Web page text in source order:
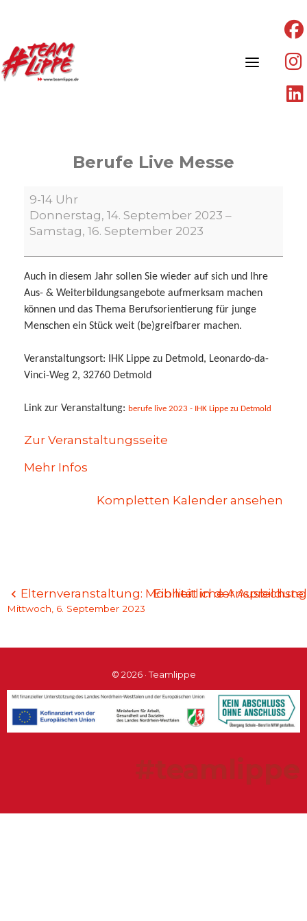
Berufe Live Messe
Berufe
Live
Messe
9-14 Uhr
Donnerstag, 14. September 2023 –
Samstag, 16. September 2023
Auch in diesem Jahr sollen Sie wieder auf sich und Ihre
Aus- & Weiterbildungsangebote aufmerksam machen
können und das Thema Berufsorientierung für junge
Menschen ein Stück weit (be)greifbarer machen.
Veranstaltungsort:
IHK Lippe zu Detmold, Leonardo-da-
Vinci-Weg 2, 32760 Detmold
Link zur Veranstaltung: berufe live 2023 - IHK Lippe zu Detmold
Zur Veranstaltungsseite
Mehr Infos
Kompletten Kalender ansehen
Beitragsnavigation
Elternveranstaltung: Mobilität in der Ausbildung
Mittwoch, 6. September 2023
Einheitliche
© 2026 · Teamlippe
#teamlippe